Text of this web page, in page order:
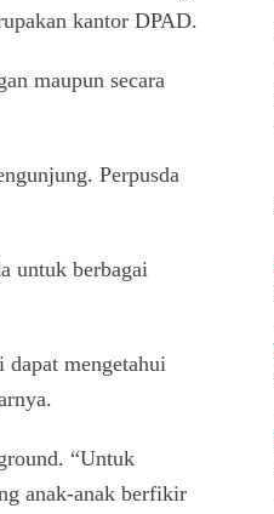
kantor DPAD.
maupun secara
Perpusda
untuk berbagai
mengetahui
“Untuk
anak-anak berfikir